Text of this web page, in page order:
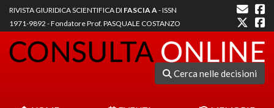
RIVISTA GIURIDICA SCIENTIFICA DI FASCIA A- ISSN
1971-9892 - Fondatore Prof. PASQUALE COSTANZO
Cerca nelle decisioni